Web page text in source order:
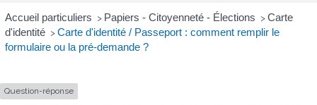
Accueil particuliers > Papiers - Citoyenneté - Élections > Carte
d'identité > Carte d'identité / Passeport : comment remplir le
formulaire ou la pré-demande ?
Question-réponse